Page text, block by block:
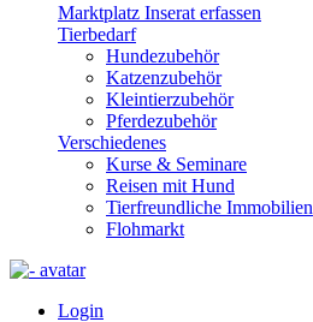
Marktplatz Inserat erfassen
Tierbedarf
Hundezubehör
Katzenzubehör
Kleintierzubehör
Pferdezubehör
Verschiedenes
Kurse & Seminare
Reisen mit Hund
Tierfreundliche Immobilien
Flohmarkt
Login